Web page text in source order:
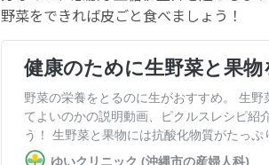
野菜をできれば皮ごと食べましょう！